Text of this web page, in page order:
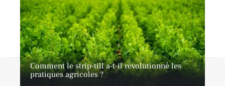
Comment le strip-till a-t-il révolutionné les
pratiques agricoles ?
A propos Contact Proposer un article
Mentions légales